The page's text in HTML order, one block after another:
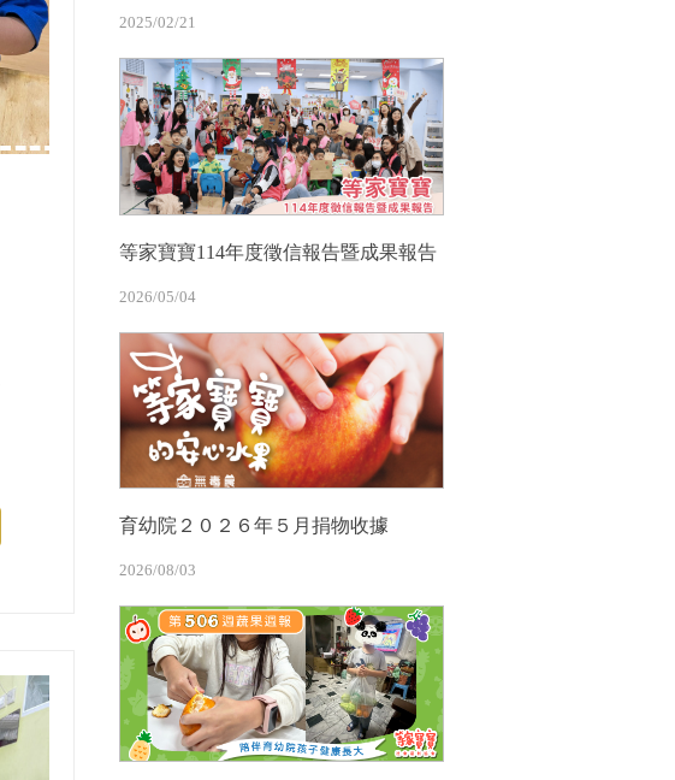
2025/02/21
等家寶寶114年度徵信報告暨成果報告
2026/05/04
育幼院２０２６年５月捐物收據
2026/08/03